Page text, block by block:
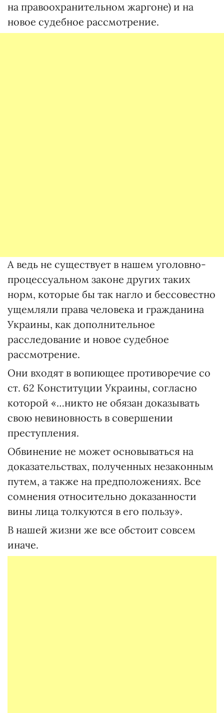
на правоохранительном жаргоне) и на
новое судебное рассмотрение.
А ведь не существует в нашем уголовно-
процессуальном законе других таких
норм, которые бы так нагло и бессовестно
ущемляли права человека и гражданина
Украины, как дополнительное
расследование и новое судебное
рассмотрение.
Они входят в вопиющее противоречие со
ст. 62 Конституции Украины, согласно
которой «…никто не обязан доказывать
свою невиновность в совершении
преступления.
Обвинение не может основываться на
доказательствах, полученных незаконным
путем, а также на предположениях. Все
сомнения относительно доказанности
вины лица толкуются в его пользу».
В нашей жизни же все обстоит совсем
иначе.